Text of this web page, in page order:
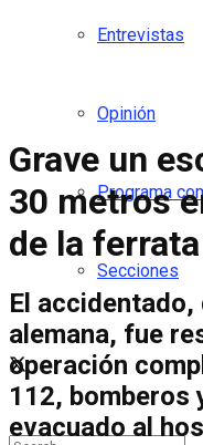
Entrevistas
Opinión
Programa
Secciones
Grave un
30 metros
de la
El accidentado,
alemana, fue
operación
112, bomberos
evacuado al